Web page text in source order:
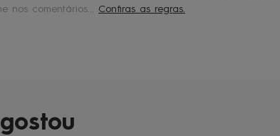
nos comentários... Confiras as regras.